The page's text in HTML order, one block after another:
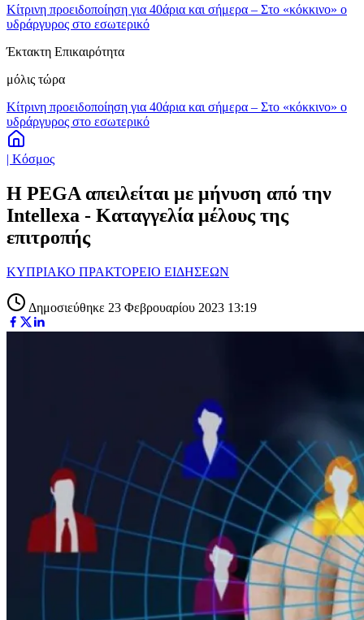
Κίτρινη προειδοποίηση για 40άρια και σήμερα – Στο «κόκκινο» ο
υδράργυρος στο εσωτερικό
Έκτακτη Επικαιρότητα
μόλις τώρα
Κίτρινη προειδοποίηση για 40άρια και σήμερα – Στο «κόκκινο» ο
υδράργυρος στο εσωτερικό
| Κόσμος
Η PEGA απειλείται με μήνυση από την
Intellexa - Καταγγελία μέλους της
επιτροπής
ΚΥΠΡΙΑΚΟ ΠΡΑΚΤΟΡΕΙΟ ΕΙΔΗΣΕΩΝ
Δημοσιεύθηκε 23 Φεβρουαρίου 2023 13:19